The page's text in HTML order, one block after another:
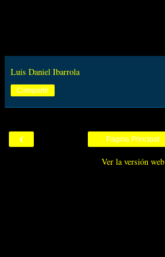
Luis Daniel Ibarrola
Compartir
‹ Página Principal
Ver la versión web